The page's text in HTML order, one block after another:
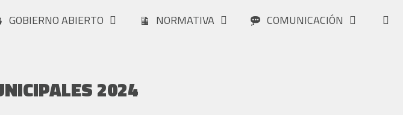
GOBIERNO ABIERTO NORMATIVA COMUNICACIÓN
2024